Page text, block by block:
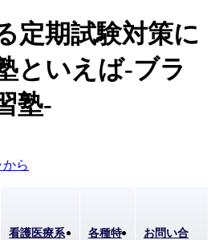
定期試験対策に
といえば-ブラ
塾-
看護医療系
各種特
お問い合